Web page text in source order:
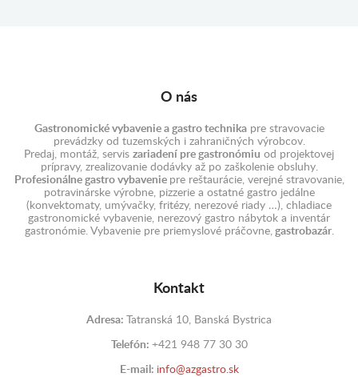
O nás
Gastronomické vybavenie a gastro technikapre stravovacie
prevádzky od tuzemských i zahraničných výrobcov.
Predaj, montáž, servis zariadení pre gastronómiu od projektovej
prípravy, zrealizovanie dodávky až po zaškolenie obsluhy.
Profesionálne gastro vybavenie pre reštaurácie, verejné stravovanie,
potravinárske výrobne, pizzerie a ostatné gastro jedálne
(konvektomaty, umývačky, fritézy, nerezové riady …), chladiace
gastronomické vybavenie, nerezový gastro nábytok a inventár
gastronómie. Vybavenie pre priemyslové práčovne,gastrobazár.
Kontakt
Adresa: Tatranská 10, Banská Bystrica
Telefón: +421 948 77 30 30
E-mail: info@azgastro.sk